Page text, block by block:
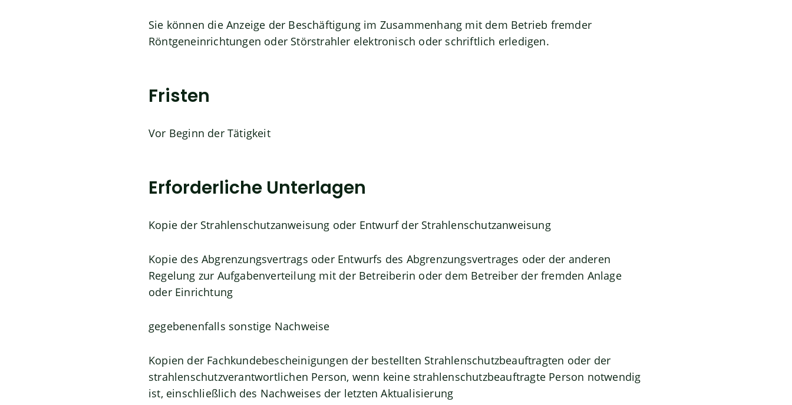
Sie können die Anzeige der Beschäftigung im Zusammenhang mit dem Betrieb fremder
Röntgeneinrichtungen oder Störstrahler elektronisch oder schriftlich erledigen.
Fristen
Vor Beginn der Tätigkeit
Erforderliche Unterlagen
Kopie der Strahlenschutzanweisung oder Entwurf der Strahlenschutzanweisung
Kopie des Abgrenzungsvertrags oder Entwurfs des Abgrenzungsvertrages oder der anderen
Regelung zur Aufgabenverteilung mit der Betreiberin oder dem Betreiber der fremden Anlage
oder Einrichtung
gegebenenfalls sonstige Nachweise
Kopien der Fachkundebescheinigungen der bestellten Strahlenschutzbeauftragten oder der
strahlenschutzverantwortlichen Person, wenn keine strahlenschutzbeauftragte Person notwendig
ist, einschließlich des Nachweises der letzten Aktualisierung